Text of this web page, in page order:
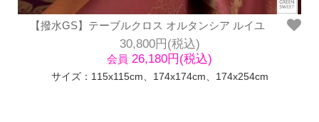
【撥水GS】テーブルクロス オルタンシア ルイユ
30,800円(税込)
会員 26,180円(税込)
サイズ：115x115cm、174x174cm、174x254cm